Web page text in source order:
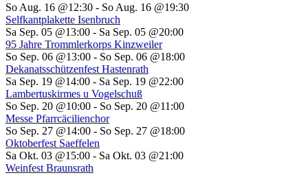
So Aug. 16 @12:30 - So Aug. 16 @19:30
Selfkantplakette Isenbruch
Sa Sep. 05 @13:00 - Sa Sep. 05 @20:00
95 Jahre Trommlerkorps Kinzweiler
So Sep. 06 @13:00 - So Sep. 06 @18:00
Dekanatsschützenfest Hastenrath
Sa Sep. 19 @14:00 - Sa Sep. 19 @22:00
Lambertuskirmes u Vogelschuß
So Sep. 20 @10:00 - So Sep. 20 @11:00
Messe Pfarrcäcilienchor
So Sep. 27 @14:00 - So Sep. 27 @18:00
Oktoberfest Saeffelen
Sa Okt. 03 @15:00 - Sa Okt. 03 @21:00
Weinfest Braunsrath